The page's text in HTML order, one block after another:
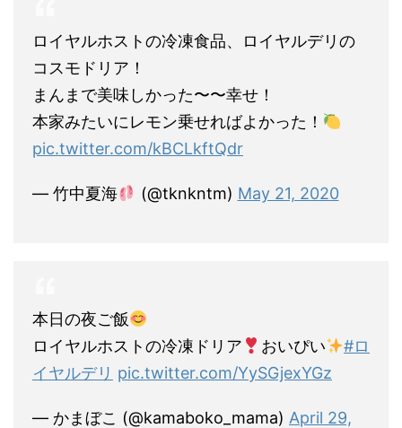
ロイヤルホストの冷凍食品、ロイヤルデリの
コスモドリア！
まんまで美味しかった〜〜幸せ！
本家みたいにレモン乗せればよかった！
pic.twitter.com/kBCLkftQdr
— 竹中夏海 (@tknkntm) May 21, 2020
本日の夜ご飯
ロイヤルホストの冷凍ドリア
おいぴい
#ロ
イヤルデリ pic.twitter.com/YySGjexYGz
— かまぼこ (@kamaboko_mama) April 29,